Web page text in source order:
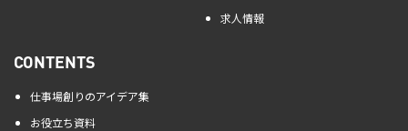
求人情報
CONTENTS
仕事場創りのアイデア集
お役立ち資料